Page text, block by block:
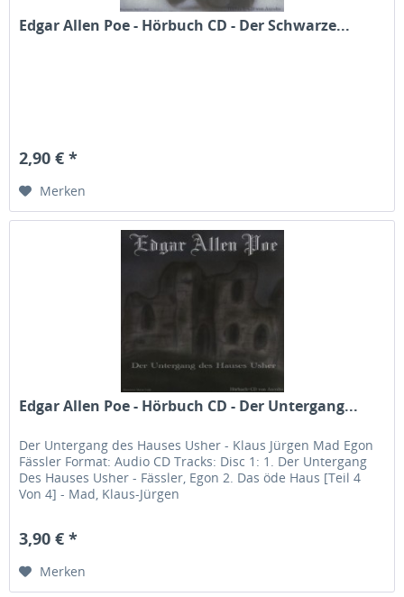
Edgar Allen Poe - Hörbuch CD - Der Schwarze...
2,90 € *
Merken
Edgar Allen Poe - Hörbuch CD - Der Untergang...
Der Untergang des Hauses Usher - Klaus Jürgen Mad Egon
Fässler Format: Audio CD Tracks: Disc 1: 1. Der Untergang
Des Hauses Usher - Fässler, Egon 2. Das öde Haus [Teil 4
Von 4] - Mad, Klaus-Jürgen
3,90 € *
Merken